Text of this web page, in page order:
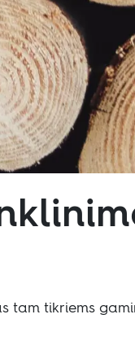
mus:
tam tikriems